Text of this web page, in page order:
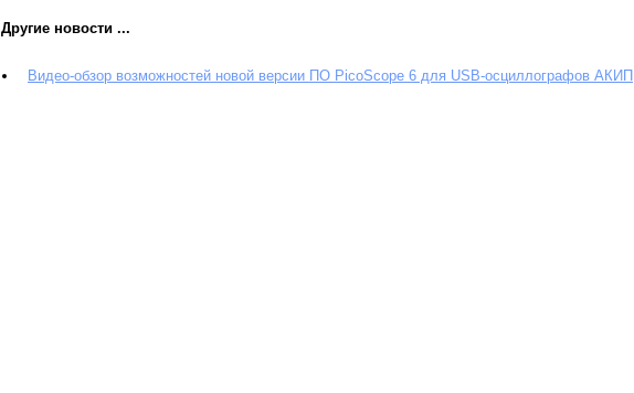
Другие новости ...
Видео-обзор возможностей новой версии ПО PicoScope 6 для USB-осциллографов АКИП